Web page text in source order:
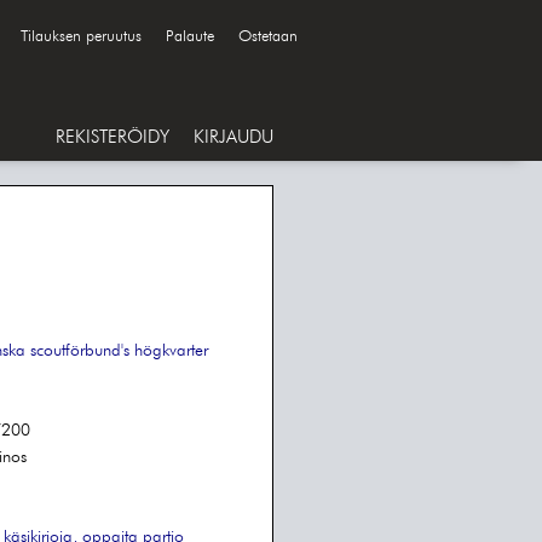
Tilauksen peruutus Palaute Ostetaan
REKISTERÖIDY KIRJAUDU
scoutförbund's högkvarter
käsikirjoja, oppaita partio